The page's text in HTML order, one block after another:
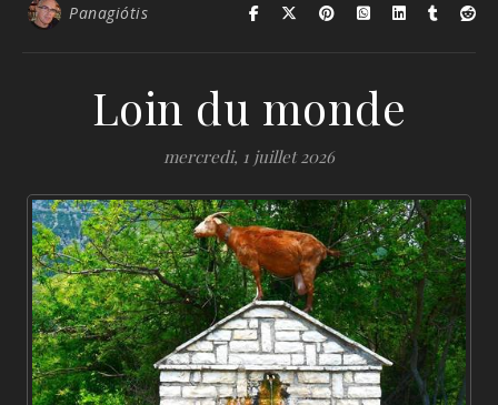
Panagiótis
Loin du monde
mercredi, 1 juillet 2026